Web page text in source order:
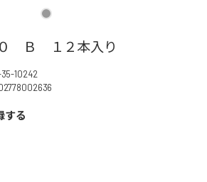
Ｂ １２本入り
10242
する